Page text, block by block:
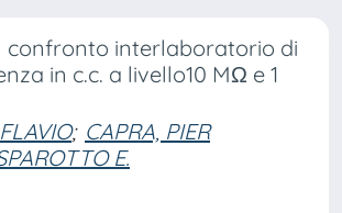
confronto interlaboratorio di
in c.c. a livello10 MΩ e 1
; CAPRA, PIER
E.